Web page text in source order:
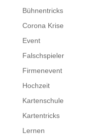
Bühnentricks
Corona Krise
Event
Falschspieler
Firmenevent
Hochzeit
Kartenschule
Kartentricks
Lernen